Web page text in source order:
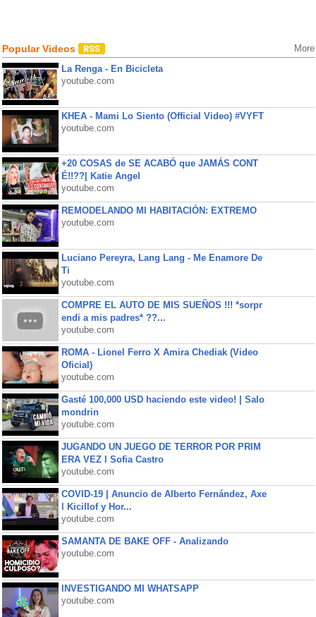
Popular Videos More
La Renga - En Bicicleta
youtube.com
KHEA - Mami Lo Siento (Official Video) #VYFT
youtube.com
+20 COSAS de SE ACABÓ que JAMÁS CONT
É!!??| Katie Angel
youtube.com
REMODELANDO MI HABITACIÓN: EXTREMO
youtube.com
Luciano Pereyra, Lang Lang - Me Enamore De
Ti
youtube.com
COMPRE EL AUTO DE MIS SUEÑOS !!! *sorpr
endi a mis padres* ??...
youtube.com
ROMA - Lionel Ferro X Amira Chediak (Video
Oficial)
youtube.com
Gasté 100,000 USD haciendo este video! | Salo
mondrin
youtube.com
JUGANDO UN JUEGO DE TERROR POR PRIM
ERA VEZ l Sofia Castro
youtube.com
COVID-19 | Anuncio de Alberto Fernández, Axe
l Kicillof y Hor...
youtube.com
SAMANTA DE BAKE OFF - Analizando
youtube.com
INVESTIGANDO MI WHATSAPP
youtube.com